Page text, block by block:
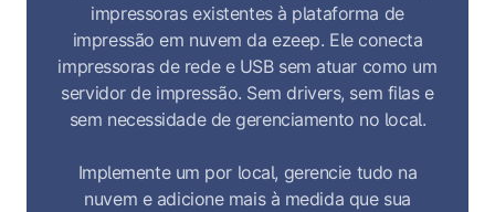
impressoras existentes à plataforma de
impressão em nuvem da ezeep. Ele conecta
impressoras de rede e USB sem atuar como um
servidor de impressão. Sem drivers, sem filas e
sem necessidade de gerenciamento no local.
Implemente um por local, gerencie tudo na
nuvem e adicione mais à medida que sua